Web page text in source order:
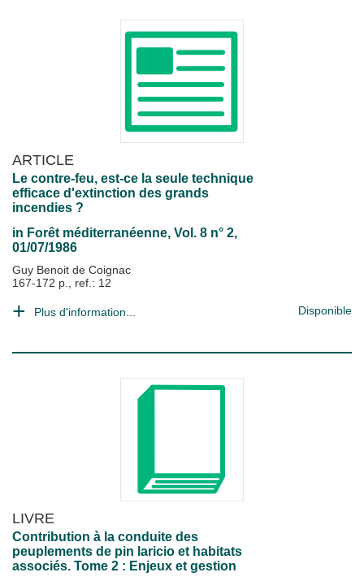
ARTICLE
Le contre-feu, est-ce la seule technique
efficace d'extinction des grands
incendies ?
in Forêt méditerranéenne, Vol. 8 n° 2,
01/07/1986
Guy Benoit de Coignac
167-172 p., ref.: 12
Plus d'information... Disponible
LIVRE
Contribution à la conduite des
peuplements de pin laricio et habitats
associés. Tome 2 : Enjeux et gestion